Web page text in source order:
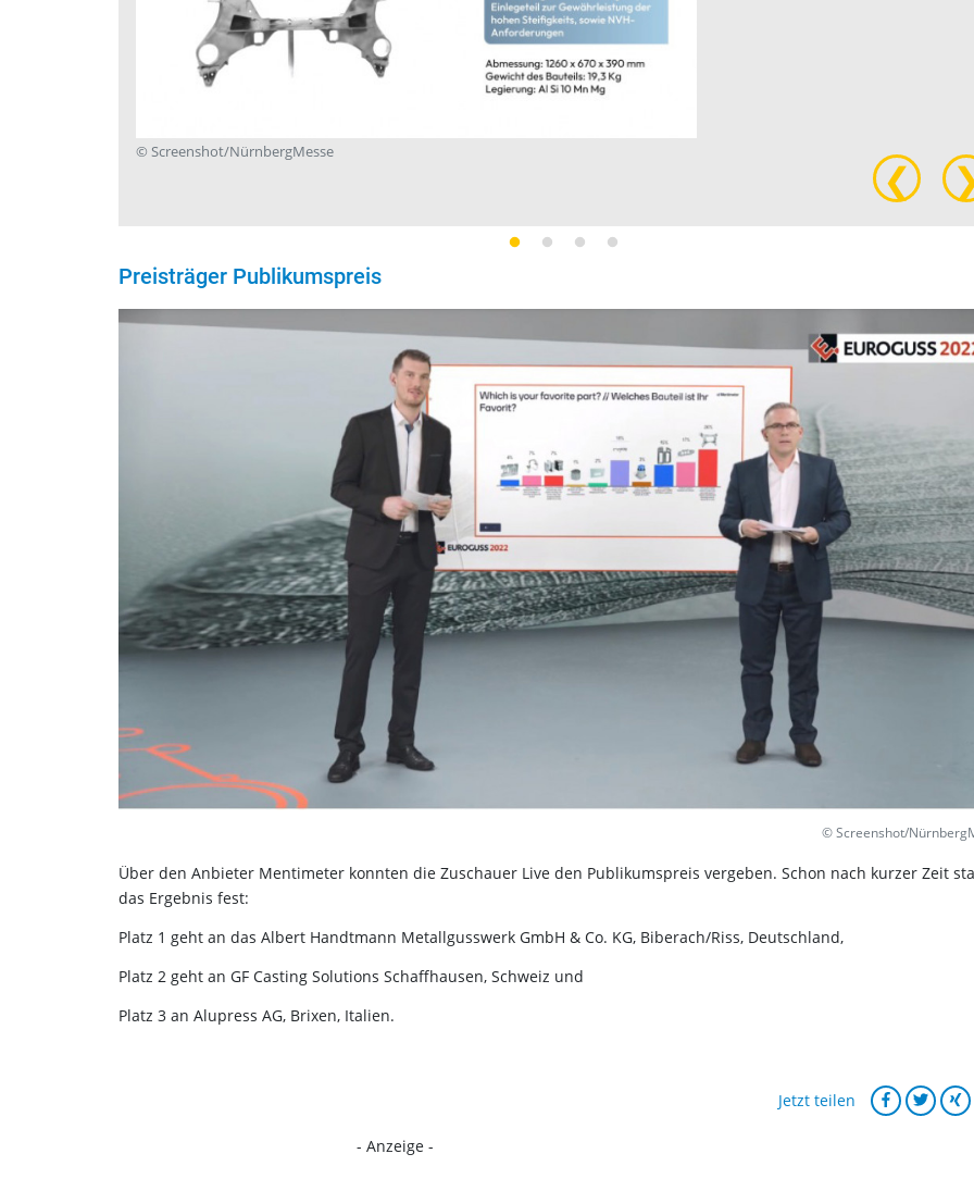
© Screenshot/NürnbergMesse
Preisträger Publikumspreis
© Screenshot/
Über den Anbieter Mentimeter konnten die Zuschauer Live den Publikumspreis vergeben. Schon nach kurzer Zeit
das Ergebnis fest:
Platz 1 geht an das Albert Handtmann Metallgusswerk GmbH & Co. KG, Biberach/Riss, Deutschland,
Platz 2 geht an GF Casting Solutions Schaffhausen, Schweiz und
Platz 3 an Alupress AG, Brixen, Italien.
Jetzt teilen
- Anzeige -